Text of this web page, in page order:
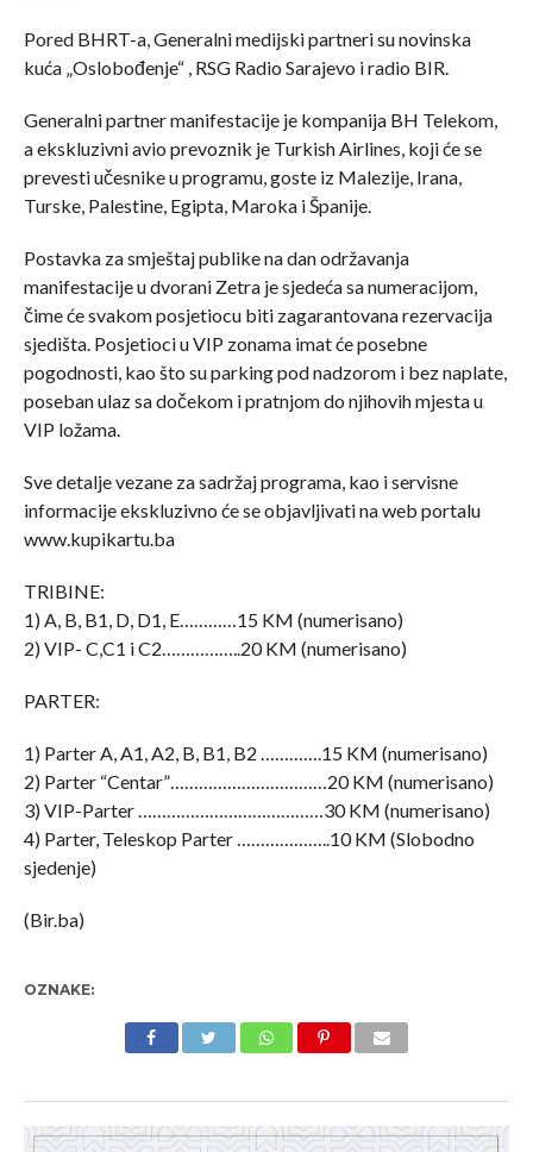
Pored BHRT-a, Generalni medijski partneri su novinska
kuća „Oslobođenje“ , RSG Radio Sarajevo i radio BIR.
Generalni partner manifestacije je kompanija BH Telekom,
a ekskluzivni avio prevoznik je Turkish Airlines, koji će se
prevesti učesnike u programu, goste iz Malezije, Irana,
Turske, Palestine, Egipta, Maroka i Španije.
Postavka za smještaj publike na dan održavanja
manifestacije u dvorani Zetra je sjedeća sa numeracijom,
čime će svakom posjetiocu biti zagarantovana rezervacija
sjedišta. Posjetioci u VIP zonama imat će posebne
pogodnosti, kao što su parking pod nadzorom i bez naplate,
poseban ulaz sa dočekom i pratnjom do njihovih mjesta u
VIP ložama.
Sve detalje vezane za sadržaj programa, kao i servisne
informacije ekskluzivno će se objavljivati na web portalu
www.kupikartu.ba
TRIBINE:
1) A, B, B1, D, D1, E…………15 KM (numerisano)
2) VIP- C,C1 i C2……………..20 KM (numerisano)
PARTER:
1) Parter A, A1, A2, B, B1, B2 ………….15 KM (numerisano)
2) Parter “Centar”……………………………20 KM (numerisano)
3) VIP-Parter …………………………………30 KM (numerisano)
4) Parter, Teleskop Parter ………………..10 KM (Slobodno
sjedenje)
(Bir.ba)
OZNAKE: